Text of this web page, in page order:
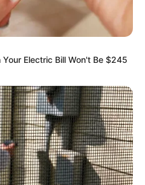
Buying Knee Braces - Do
Electric Bill Won't Be $245